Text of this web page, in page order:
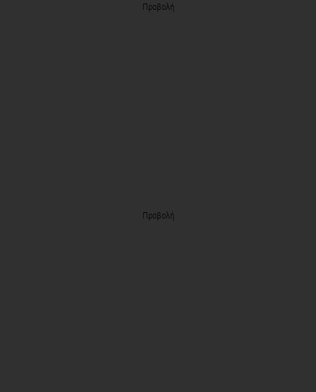
Προβολή
Προβολή